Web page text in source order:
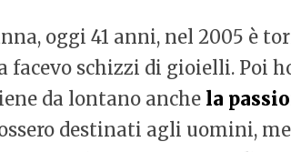
oggi 41 anni, nel 2005 è
facevo schizzi di gioielli. Poi
da lontano anche la
destinati agli uomini,